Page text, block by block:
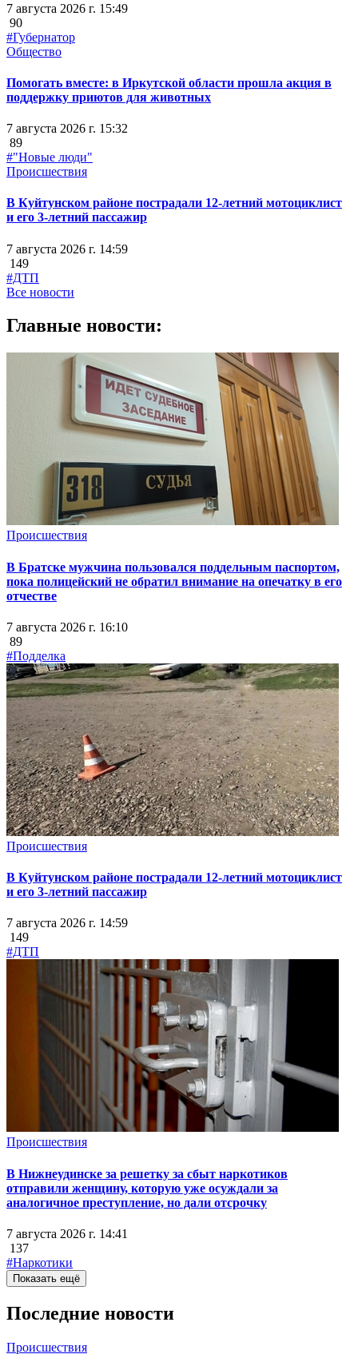
7 августа 2026 г. 15:49
90
#Губернатор
Общество
Помогать вместе: в Иркутской области прошла акция в
поддержку приютов для животных
7 августа 2026 г. 15:32
89
#"Новые люди"
Происшествия
В Куйтунском районе пострадали 12-летний мотоциклист
и его 3-летний пассажир
7 августа 2026 г. 14:59
149
#ДТП
Все новости
Главные новости:
Происшествия
В Братске мужчина пользовался поддельным паспортом,
пока полицейский не обратил внимание на опечатку в его
отчестве
7 августа 2026 г. 16:10
89
#Подделка
Происшествия
В Куйтунском районе пострадали 12-летний мотоциклист
и его 3-летний пассажир
7 августа 2026 г. 14:59
149
#ДТП
Происшествия
В Нижнеудинске за решетку за сбыт наркотиков
отправили женщину, которую уже осуждали за
аналогичное преступление, но дали отсрочку
7 августа 2026 г. 14:41
137
#Наркотики
Показать ещё
Последние новости
Происшествия